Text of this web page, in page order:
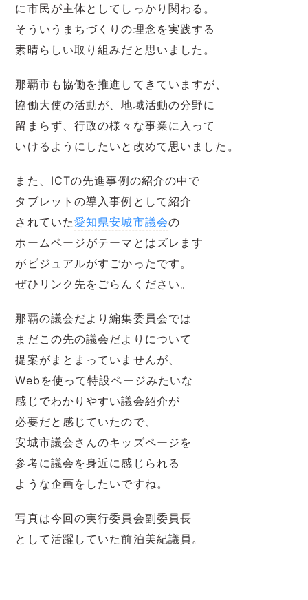
に市民が主体としてしっかり関わる。
そういうまちづくりの理念を実践する
素晴らしい取り組みだと思いました。
那覇市も協働を推進してきていますが、
協働大使の活動が、地域活動の分野に
留まらず、行政の様々な事業に入って
いけるようにしたいと改めて思いました。
また、ICTの先進事例の紹介の中で
タブレットの導入事例として紹介
されていた愛知県安城市議会の
ホームページがテーマとはズレます
がビジュアルがすごかったです。
ぜひリンク先をごらんください。
那覇の議会だより編集委員会では
まだこの先の議会だよりについて
提案がまとまっていませんが、
Webを使って特設ページみたいな
感じでわかりやすい議会紹介が
必要だと感じていたので、
安城市議会さんのキッズページを
参考に議会を身近に感じられる
ような企画をしたいですね。
写真は今回の実行委員会副委員長
として活躍していた前泊美紀議員。